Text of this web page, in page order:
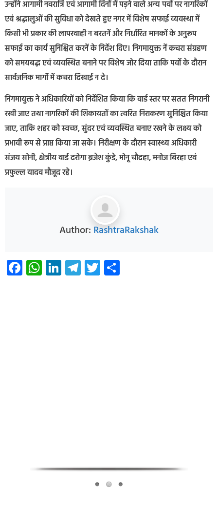
उन्होंने आगामी नवरात्रि एवं आगामी दिनों में पड़ने वाले अन्य पर्वो पर नागरिकों
एवं श्रद्धालुओं की सुविधा को देखते हुए नगर में विशेष सफाई व्यवस्था में
किसी भी प्रकार की लापरवाही न बरतनें और निर्धारित मानकों के अनुरूप
सफाई का कार्य सुनिश्चित करनें के निर्देश दिए। निगमायुक्त नें कचरा संग्रहण
को समयबद्ध एवं व्यवस्थित बनाने पर विशेष जोर दिया ताकि पर्वो के दौरान
सार्वजनिक मार्गो में कचरा दिखाई न दे।
निगमायुक्त ने अधिकारियों को निर्देशित किया कि वार्ड स्तर पर सतत निगरानी
रखी जाए तथा नागरिकों की शिकायतों का त्वरित निराकरण सुनिश्चित किया
जाए, ताकि शहर को स्वच्छ, सुंदर एवं व्यवस्थित बनाए रखने के लक्ष्य को
प्रभावी रूप से प्राप्त किया जा सके। निरीक्षण के दौरान स्वास्थ्य अधिकारी
संजय सोनी, क्षेत्रीय वार्ड दरोगा ब्रजेश कुंडे, मोनू चौदहा, मनोज बिरहा एवं
प्रफुल्ल यादव मौजूद रहे।
Author: RashtraRakshak
Facebook
WhatsApp
LinkedIn
Telegram
Twitter